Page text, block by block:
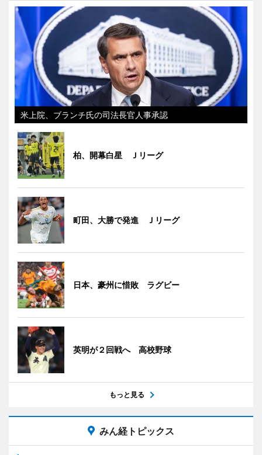
米上院、ブランチ氏の司法長官人事承認
柏、開幕白星 Ｊリーグ
町田、大勝で発進 Ｊリーグ
日本、豪州に惜敗 ラグビー
英明が２回戦へ 高校野球
もっと見る
みん経トピックス